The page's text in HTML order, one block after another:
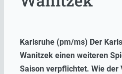
Karlsruhe (pm/ms) Der
Wanitzek einen weiteren
Saison verpflichtet. Wie der